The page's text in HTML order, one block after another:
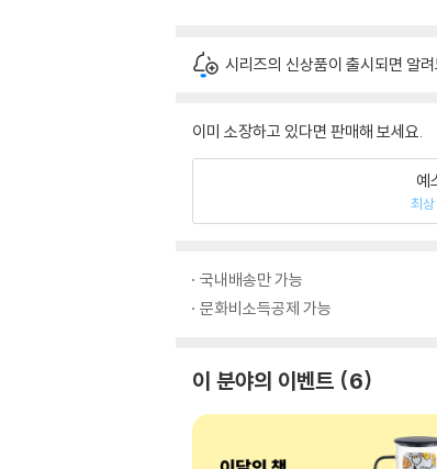
시리즈의 신상품이 출시되면 알
이미 소장하고 있다면 판매해 보세요.
예
최
국내배송만 가능
문화비소득공제 가능
이 분야의 이벤트 6